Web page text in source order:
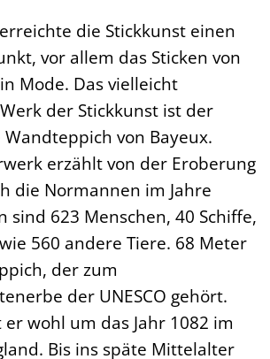
die Stickkunst einen
vor allem das Sticken von
Mode. Das vielleicht
der Stickkunst ist der
von Bayeux.
erzählt von der Eroberung
die Normannen im Jahre
sind 623 Menschen, 40 Schiffe,
560 andere Tiere. 68 Meter
der zum
der UNESCO gehört.
wohl um das Jahr 1082 im
Bis ins späte Mittelalter